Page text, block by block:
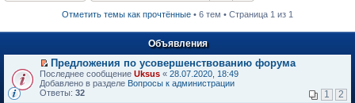
Отметить темы как прочтённые • 6 тем • Страница 1 из 1
Объявления
П
е
р
Предложения по усовершенствованию форума
Последнее сообщение Uksus « 28.07.2020, 18:49
Добавлено в разделе Вопросы к администрации
Ответы: 32 1 2